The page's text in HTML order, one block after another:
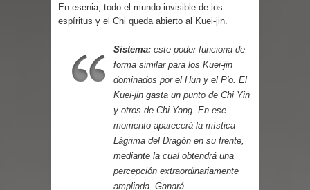
Parte 03: Reflexiones
En esenia, todo el mundo invisible de los
espíritus y el Chi queda abierto al Kuei-jin.
Sistema: este poder funciona de
forma similar para los Kuei-jin
dominados por el Hun y el P'o. El
Kuei-jin gasta un punto de Chi Yin
y otros de Chi Yang. En ese
momento aparecerá la mística
Lágrima del Dragón en su frente,
mediante la cual obtendrá una
percepción extraordinariamente
ampliada. Ganará